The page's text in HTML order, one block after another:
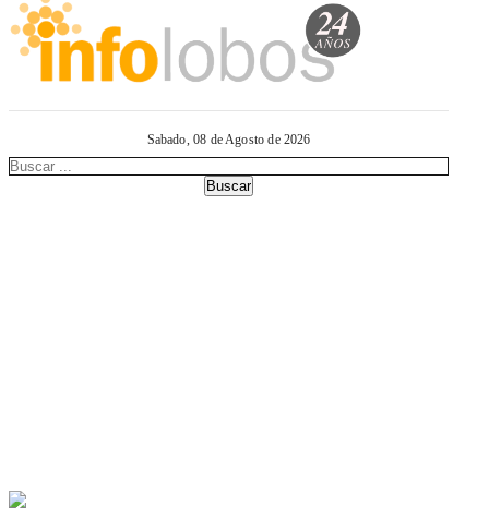
Sabado, 08 de Agosto de 2026